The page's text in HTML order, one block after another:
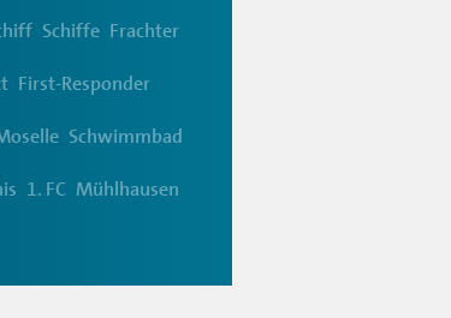
Schiffe Frachter
First-Responder
Schwimmbad
1. FC Mühlhausen